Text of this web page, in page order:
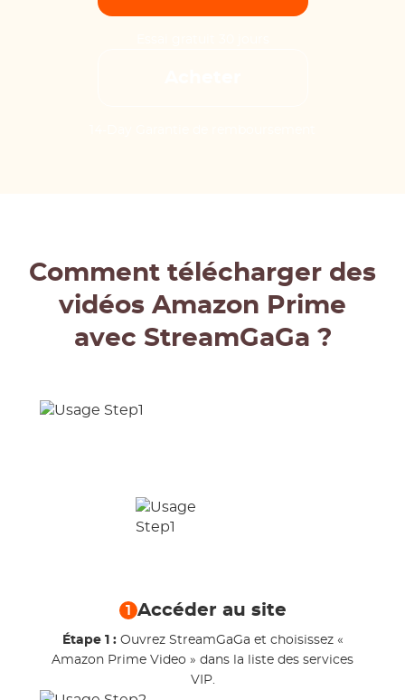
Comment télécharger des
vidéos Amazon Prime
avec StreamGaGa ?
1 Accéder au site
Étape 1 : Ouvrez StreamGaGa et choisissez «
Amazon Prime Video » dans la liste des services
VIP.